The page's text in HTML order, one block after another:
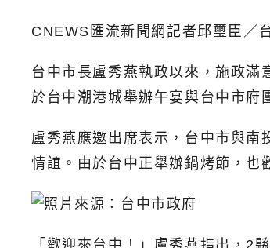
CNEWS匯流新聞網記者邱璽臣／
台中市長盧秀燕執政以來，施政
於台中潮港城舉辦午宴與台中市府
盧秀燕應邀出席表示，台中市與南
情誼。由於台中正舉辦鍋烤節，也
「歡迎來台中！」盧秀燕指出，2